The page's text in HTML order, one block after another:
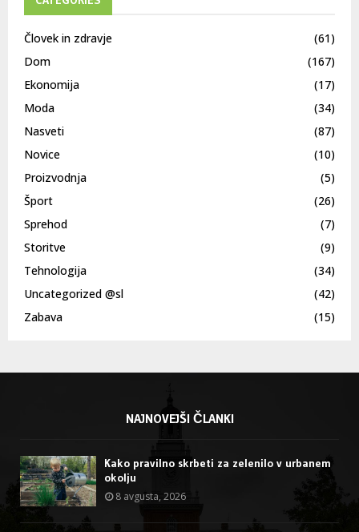
Človek in zdravje
(61)
Dom
(167)
Ekonomija
(17)
Moda
(34)
Nasveti
(87)
Novice
(10)
Proizvodnja
(5)
Šport
(26)
Sprehod
(7)
Storitve
(9)
Tehnologija
(34)
Uncategorized @sl
(42)
Zabava
(15)
NAJNOVEJŠI ČLANKI
Kako pravilno skrbeti za zelenilo v urbanem
okolju
8 avgusta, 2026